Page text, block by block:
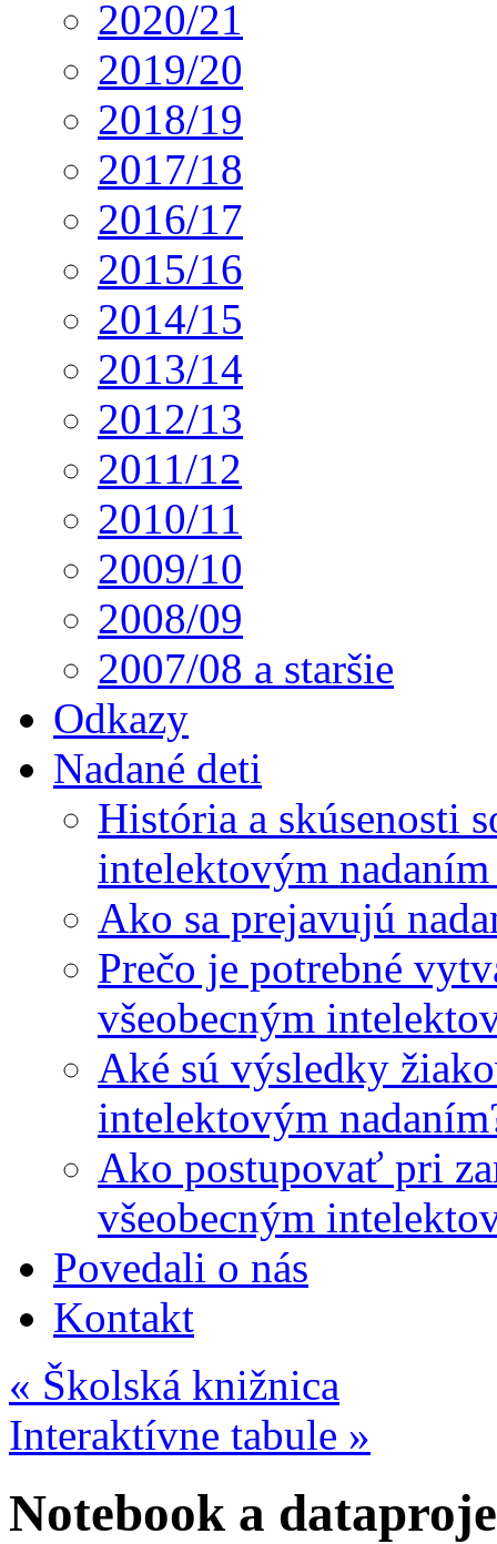
2020/21
2019/20
2018/19
2017/18
2016/17
2015/16
2014/15
2013/14
2012/13
2011/12
2010/11
2009/10
2008/09
2007/08 a staršie
Odkazy
Nadané deti
História a skúsenosti
intelektovým
Ako sa prejavujú
Prečo je potrebné
všeobecným
Aké sú výsledky
intelektovým
Ako postupovať pri
všeobecným
Povedali o nás
Kontakt
« Školská knižnica
Interaktívne tabule »
Notebook a